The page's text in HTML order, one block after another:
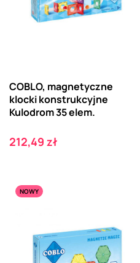
COBLO, magnetyczne
klocki konstrukcyjne
Kulodrom 35 elem.
Cena
212,49 zł
NOWY